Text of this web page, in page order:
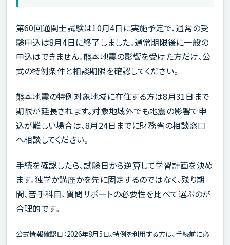
第60回通関士試験は10月4日に実施予定で、通常の受
験申込は8月4日に終了しました。通常期限後に一般の
申込はできません。熊本地震の影響を受けた方だけ、公
式の特例条件と相談期限を確認してください。
熊本地震の特例対象地域に在住する方は8月31日まで
期限が延長されます。対象地域外でも地震の影響で申
込が難しい場合は、8月24日までに財務省の相談窓口
へ相談してください。
手続を確認したら、試験日から逆算して学習計画を決め
ます。独学か講座かを先に固定するのではなく、残り期
間、苦手科目、質問サポートの必要性を比べて選ぶのが
合理的です。
公式情報確認日：2026年8月5日。特例を利用する方は、手続前に必